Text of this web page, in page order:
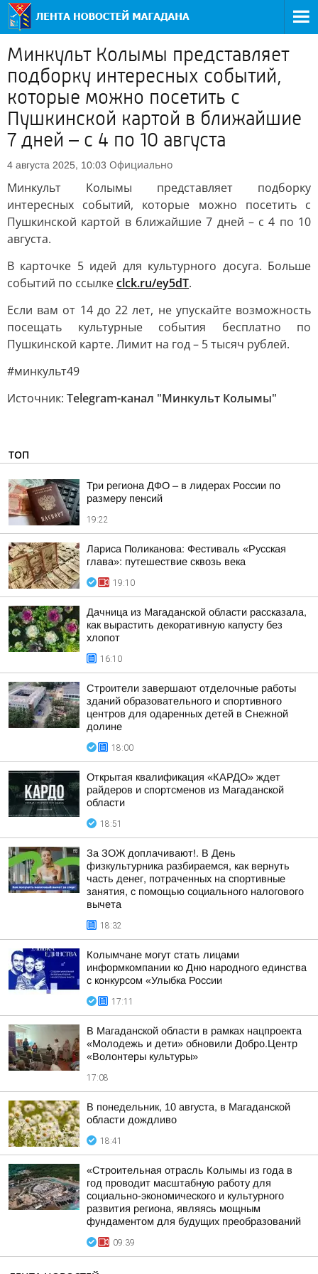
Минкульт Колымы представляет
подборку интересных событий,
которые можно посетить с
Пушкинской картой в ближайшие
7 дней – с 4 по 10 августа
4 августа 2025, 10:03 Официально
Минкульт Колымы представляет подборку
интересных событий, которые можно посетить с
Пушкинской картой в ближайшие 7 дней – с 4 по 10
августа.
В карточке 5 идей для культурного досуга. Больше
событий по ссылкеclck.ru/ey5dT.
Если вам от 14 до 22 лет, не упускайте возможность
посещать культурные события бесплатно по
Пушкинской карте. Лимит на год – 5 тысяч рублей.
#минкульт49
Источник: Telegram-канал "Минкульт Колымы"
ТОП
Три региона ДФО – в лидерах России по
размеру пенсий
19:22
Лариса Поликанова: Фестиваль «Русская
глава»: путешествие сквозь века
19:10
Дачница из Магаданской области рассказала,
как вырастить декоративную капусту без
хлопот
16:10
Строители завершают отделочные работы
зданий образовательного и спортивного
центров для одаренных детей в Снежной
долине
18:00
Открытая квалификация «КАРДО» ждет
райдеров и спортсменов из Магаданской
области
18:51
За ЗОЖ доплачивают!. В День
физкультурника разбираемся, как вернуть
часть денег, потраченных на спортивные
занятия, с помощью социального налогового
вычета
18:32
Колымчане могут стать лицами
информкомпании ко Дню народного единства
с конкурсом «Улыбка России
17:11
В Магаданской области в рамках нацпроекта
«Молодежь и дети» обновили Добро.Центр
«Волонтеры культуры»
17:08
В понедельник, 10 августа, в Магаданской
области дождливо
18:41
«Строительная отрасль Колымы из года в
год проводит масштабную работу для
социально-экономического и культурного
развития региона, являясь мощным
фундаментом для будущих преобразований
09:39